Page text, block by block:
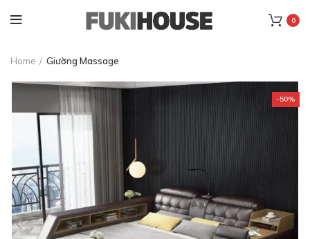
0
Home Giường Massage
-50%